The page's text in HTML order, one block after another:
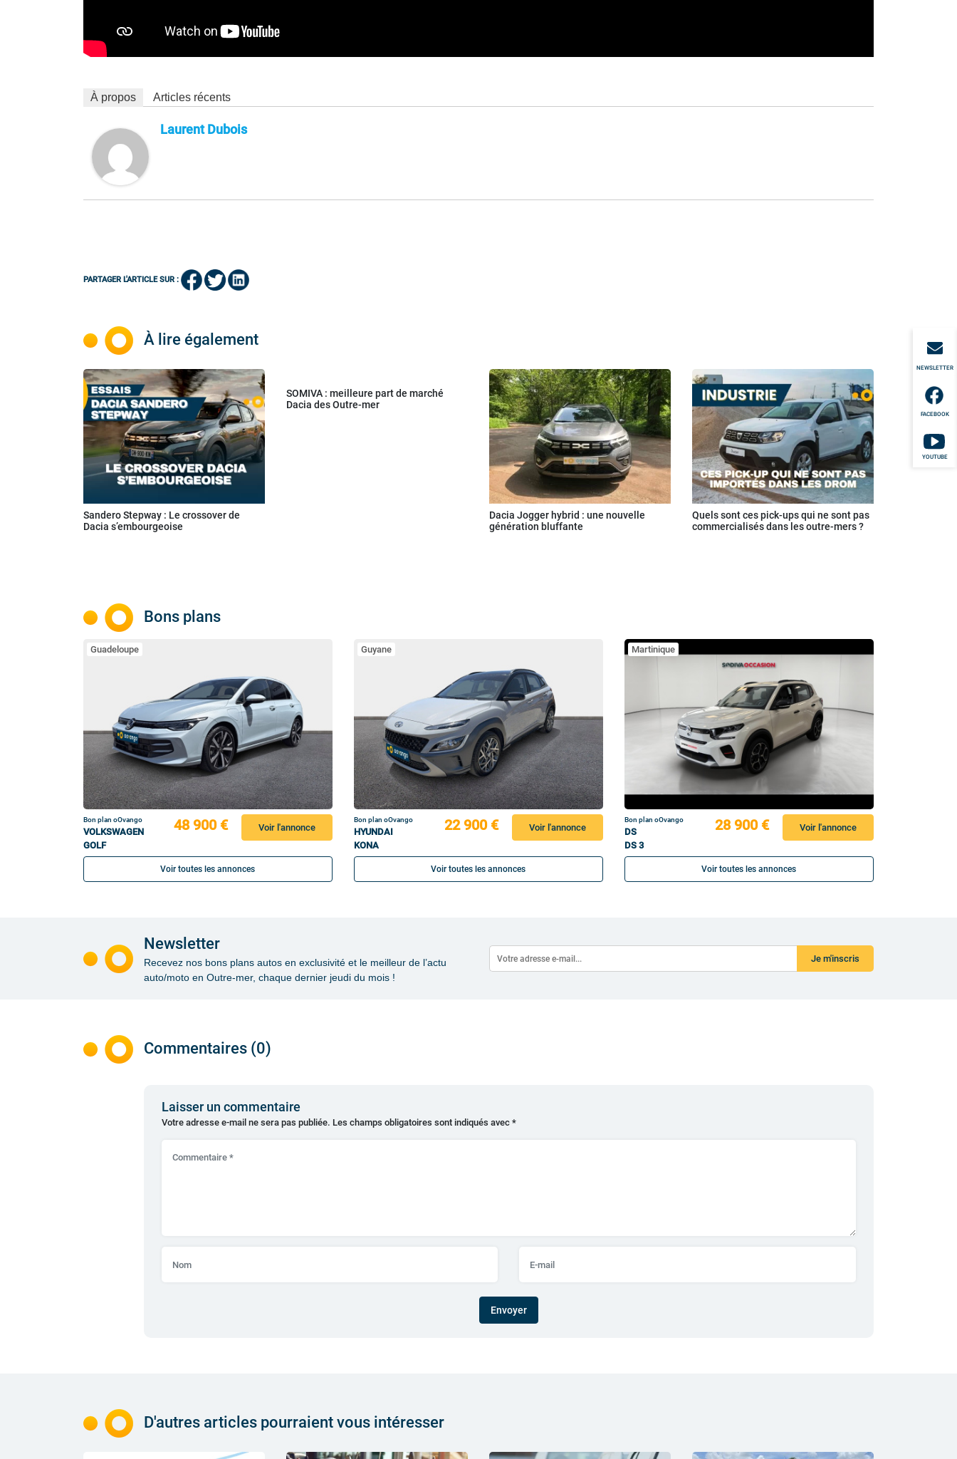
NEWSLETTER
FACEBOOK
YOUTUBE
À propos Articles récents
Laurent Dubois
PARTAGER L'ARTICLE SUR :
À lire également
Sandero Stepway : Le crossover de
Dacia s’embourgeoise
SOMIVA : meilleure part de marché
Dacia des Outre-mer
Dacia Jogger hybrid : une nouvelle
génération bluffante
Quels sont ces pick-ups qui ne sont pas
commercialisés dans les outre-mers ?
Bons plans
Guadeloupe
Bon plan oOvango
VOLKSWAGEN
GOLF
48 900 € Voir l'annonce
Voir toutes les annonces
Guyane
Bon plan oOvango
HYUNDAI
KONA
22 900 € Voir l'annonce
Voir toutes les annonces
Martinique
Bon plan oOvango
DS
DS 3
28 900 € Voir l'annonce
Voir toutes les annonces
Newsletter
Recevez nos bons plans autos en exclusivité et le meilleur de l’actu
auto/moto en Outre-mer, chaque dernier jeudi du mois !
Je m'inscris
Commentaires (0)
Laisser un commentaire
Votre adresse e-mail ne sera pas publiée. Les champs obligatoires sont indiqués avec *
Envoyer
D'autres articles pourraient vous intéresser